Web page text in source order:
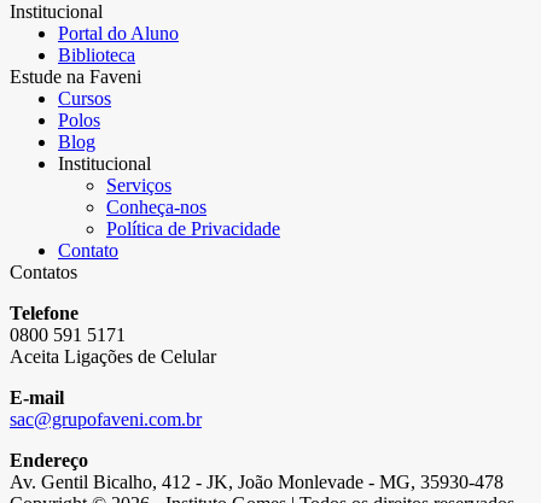
Institucional
Portal do Aluno
Biblioteca
Estude na Faveni
Cursos
Polos
Blog
Institucional
Serviços
Conheça-nos
Política de Privacidade
Contato
Contatos
Telefone
0800 591 5171
Aceita Ligações de Celular
E-mail
sac@grupofaveni.com.br
Endereço
Av. Gentil Bicalho, 412 - JK, João Monlevade - MG, 35930-478